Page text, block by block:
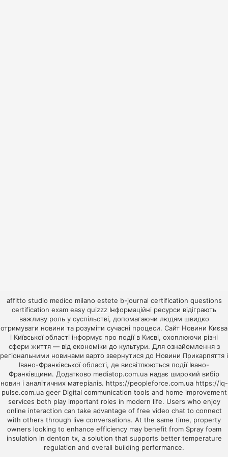
affitto studio medico milano estete b-journal certification questions
certification exam easy quizzz Інформаційні ресурси відіграють
важливу роль у суспільстві, допомагаючи людям швидко
отримувати новини та розуміти сучасні процеси. Сайт Новини Києва
і Київської області інформує про події в Києві, охоплюючи різні
сфери життя — від економіки до культури. Для ознайомлення з
регіональними новинами варто звернутися до Новини Прикарпяття і
Івано-Франківської області, де висвітлюються події Івано-
Франківщини. Додатково mediatop.com.ua надає широкий вибір
новин і аналітичних матеріалів. https://peopleforce.com.ua https://iq-
pulse.com.ua geerDigital communication tools and home improvement
services both play important roles in modern life. Users who enjoy
online interaction can take advantage of free video chat to connect
with others through live conversations. At the same time, property
owners looking to enhance efficiency may benefit from Spray foam
insulation in denton tx, a solution that supports better temperature
regulation and overall building performance.